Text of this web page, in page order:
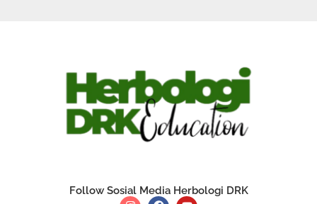
Follow Sosial Media Herbologi DRK